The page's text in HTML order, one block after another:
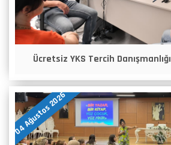
Ücretsiz YKS Tercih
04 Ağustos 2026